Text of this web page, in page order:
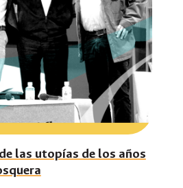
las utopías de los años